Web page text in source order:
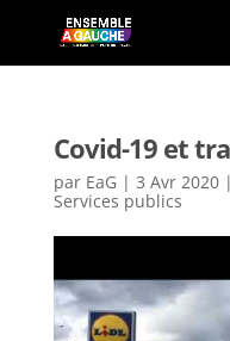
Covid-19 et
par EaG | 3 Avr 2020|
Services publics